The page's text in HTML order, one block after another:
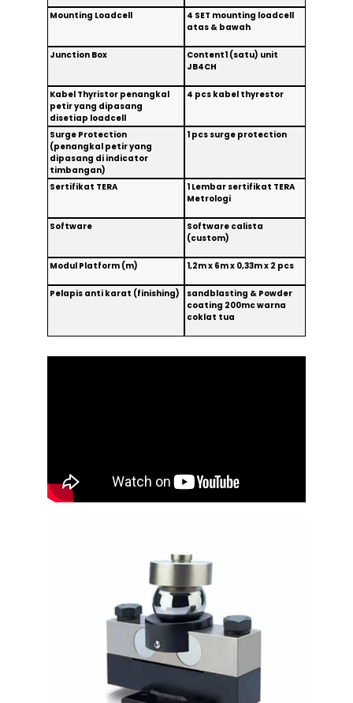
Mounting Loadcell
4 SET mounting loadcell
atas & bawah
Junction Box
Content1 (satu) unit
JB4CH
Kabel Thyristor penangkal
petir yang dipasang
disetiap loadcell
4 pcs kabel thyrestor
Surge Protection
(penangkal petir yang
dipasang di indicator
timbangan)
1 pcs surge protection
Sertifikat TERA
1 Lembar sertifikat TERA
Metrologi
Software
Software calista
(custom)
Modul Platform (m) 1,2m x 6m x 0,33m x 2 pcs
Pelapis anti karat (finishing)
sandblasting & Powder
coating 200mc warna
coklat tua